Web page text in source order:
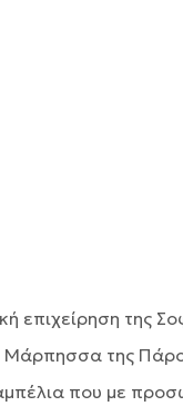
επιχείρηση της
της
που με